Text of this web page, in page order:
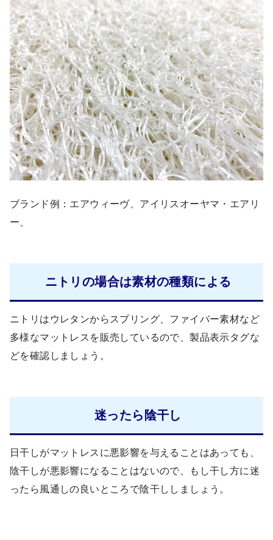
ブランド例：エアウィーヴ、アイリスオーヤマ・エアリ
ー、
ニトリの場合は素材の種類による
ニトリはウレタンからスプリング、ファイバー素材など
多様なマットレスを販売しているので、製品表示タグな
どを確認しましょう。
迷ったら陰干し
日干しがマットレスに悪影響を与えることはあっても、
陰干しが悪影響になることはないので、もし干し方に迷
ったら風通しの良いところで陰干ししましょう。